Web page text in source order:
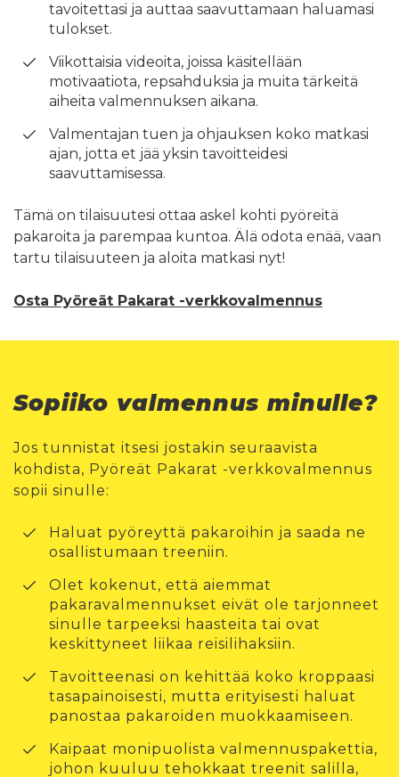
tavoitettasi ja auttaa saavuttamaan haluamasi
tulokset.
Viikottaisia videoita, joissa käsitellään
motivaatiota, repsahduksia ja muita tärkeitä
aiheita valmennuksen aikana.
Valmentajan tuen ja ohjauksen koko matkasi
ajan, jotta et jää yksin tavoitteidesi
saavuttamisessa.
Tämä on tilaisuutesi ottaa askel kohti pyöreitä
pakaroita ja parempaa kuntoa. Älä odota enää, vaan
tartu tilaisuuteen ja aloita matkasi nyt!
Osta Pyöreät Pakarat -verkkovalmennus
Sopiiko valmennus minulle?
Jos tunnistat itsesi jostakin seuraavista
kohdista, Pyöreät Pakarat -verkkovalmennus
sopii sinulle:
Haluat pyöreyttä pakaroihin ja saada ne
osallistumaan treeniin.
Olet kokenut, että aiemmat
pakaravalmennukset eivät ole tarjonneet
sinulle tarpeeksi haasteita tai ovat
keskittyneet liikaa reisilihaksiin.
Tavoitteenasi on kehittää koko kroppaasi
tasapainoisesti, mutta erityisesti haluat
panostaa pakaroiden muokkaamiseen.
Kaipaat monipuolista valmennuspakettia,
johon kuuluu tehokkaat treenit salilla,